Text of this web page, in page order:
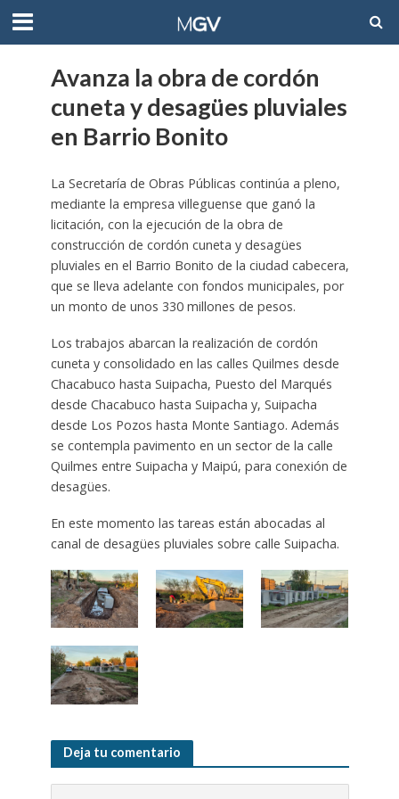
Avanza la obra de cordón
cuneta y desagües pluviales
en Barrio Bonito
La Secretaría de Obras Públicas continúa a pleno,
mediante la empresa villeguense que ganó la
licitación, con la ejecución de la obra de
construcción de cordón cuneta y desagües
pluviales en el Barrio Bonito de la ciudad cabecera,
que se lleva adelante con fondos municipales, por
un monto de unos 330 millones de pesos.
Los trabajos abarcan la realización de cordón
cuneta y consolidado en las calles Quilmes desde
Chacabuco hasta Suipacha, Puesto del Marqués
desde Chacabuco hasta Suipacha y, Suipacha
desde Los Pozos hasta Monte Santiago. Además
se contempla pavimento en un sector de la calle
Quilmes entre Suipacha y Maipú, para conexión de
desagües.
En este momento las tareas están abocadas al
canal de desagües pluviales sobre calle Suipacha.
Deja tu comentario